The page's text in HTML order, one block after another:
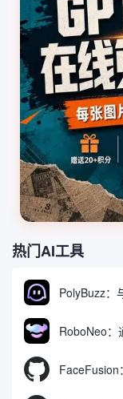
热门AI工具